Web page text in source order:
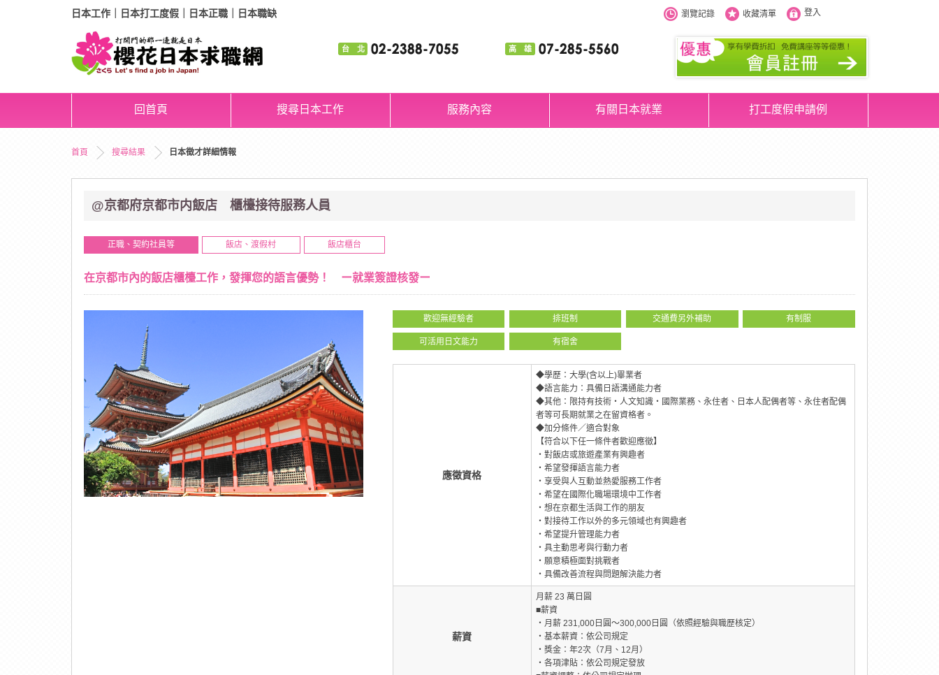
日本工作｜日本打工度假｜日本正職｜日本職缺 瀏覽記錄 收藏清單 登入
台 北 高 雄
回首頁 搜尋日本工作 服務內容 有關日本就業 打工度假申請例
首頁 搜尋結果 日本徵才詳細情報
@京都府京都市内飯店 櫃檯接待服務人員
正職、契約社員等 飯店、渡假村 飯店櫃台
在京都市內的飯店櫃檯工作，發揮您的語言優勢！ ー就業簽證核發ー
歡迎無經驗者 排班制 交通費另外補助 有制服
可活用日文能力 有宿舍
應徵資格
◆學歷：大學(含以上)畢業者
◆語言能力：具備日語溝通能力者
◆其他：限持有技術・人文知識・國際業務、永住者、日本人配偶者等、永住者配偶
者等可長期就業之在留資格者。
◆加分條件／適合對象
【符合以下任一條件者歡迎應徵】
・對飯店或旅遊產業有興趣者
・希望發揮語言能力者
・享受與人互動並熱愛服務工作者
・希望在國際化職場環境中工作者
・想在京都生活與工作的朋友
・對接待工作以外的多元領域也有興趣者
・希望提升管理能力者
・具主動思考與行動力者
・願意積極面對挑戰者
・具備改善流程與問題解決能力者
薪資
月薪 23 萬日圓
■薪資
・月薪 231,000日圓～300,000日圓（依照經驗與職歷核定）
・基本薪資：依公司規定
・獎金：年2次（7月、12月）
・各項津貼：依公司規定發放